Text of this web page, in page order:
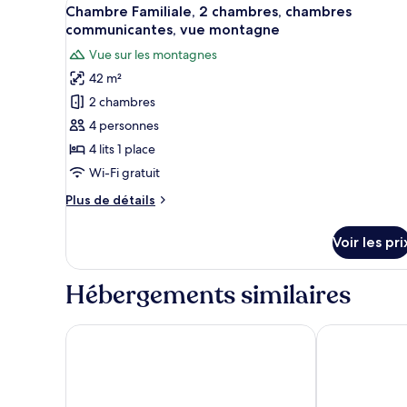
Chambre
Familiale,
chambres
communicantes
toutes
photos
pour
ce
type
de
chambre :
Familiale,
chambres
communicantes,
montagne
13
Chambre Familiale, 2 chambres, chambres
communicantes, vue montagne
Vue sur les montagnes
42 m²
2 chambres
4 personnes
4 lits 1 place
Wi-Fi gratuit
Plus de détails
Plus
le
type
de
Chambre
Voir les
Hébergements similaires
Explorer Hotel Bad Kleinkirchheim Hotel